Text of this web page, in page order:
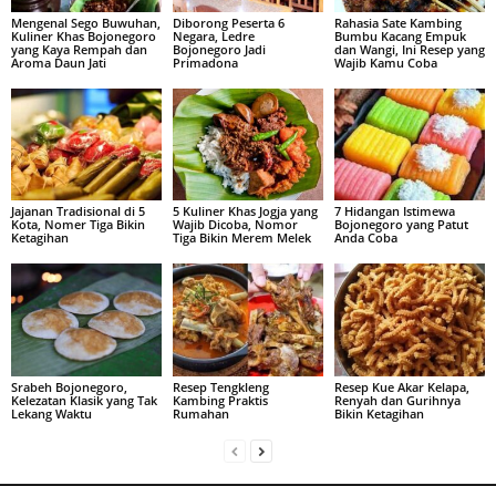
Mengenal Sego Buwuhan,
Kuliner Khas Bojonegoro
yang Kaya Rempah dan
Aroma Daun Jati
Diborong Peserta 6
Negara, Ledre
Bojonegoro Jadi
Primadona
Rahasia Sate Kambing
Bumbu Kacang Empuk
dan Wangi, Ini Resep yang
Wajib Kamu Coba
Jajanan Tradisional di 5
Kota, Nomer Tiga Bikin
Ketagihan
5 Kuliner Khas Jogja yang
Wajib Dicoba, Nomor
Tiga Bikin Merem Melek
7 Hidangan Istimewa
Bojonegoro yang Patut
Anda Coba
Srabeh Bojonegoro,
Kelezatan Klasik yang Tak
Lekang Waktu
Resep Tengkleng
Kambing Praktis
Rumahan
Resep Kue Akar Kelapa,
Renyah dan Gurihnya
Bikin Ketagihan